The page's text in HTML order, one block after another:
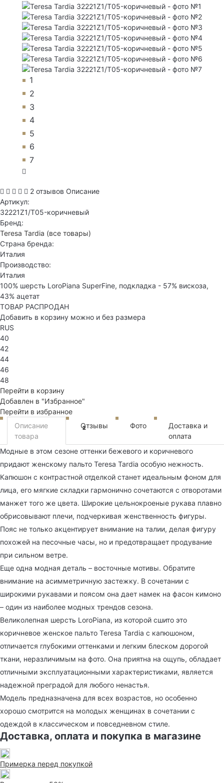
1
2
3
4
5
6
7
2 отзывов Описание
Артикул:
32221Z1/T05-коричневый
Бренд:
Teresa Tardia (все товары)
Страна бренда:
Италия
Производство:
Италия
100% шерсть LoroPiana SuperFine, подкладка - 57% вискоза,
43% ацетат
ТОВАР РАСПРОДАН
Добавить в корзину можно и без размера
RUS
40
42
44
46
48
Перейти в корзину
Добавлен в "Избранное"
Перейти в избранное
Описание
товара
Отзывы
2 Фото
Доставка и
оплата
Модные в этом сезоне оттенки бежевого и коричневого
придают женскому пальто Teresa Tardia особую нежность.
Капюшон с контрастной отделкой станет идеальным фоном для
лица, его мягкие складки гармонично сочетаются с отворотами
манжет того же цвета. Широкие цельнокроеные рукава плавно
обрисовывают плечи, подчеркивая женственность фигуры.
Пояс не только акцентирует внимание на талии, делая фигуру
похожей на песочные часы, но и предотвращает продувание
при сильном ветре.
Еще одна модная деталь – восточные мотивы. Обратите
внимание на асимметричную застежку. В сочетании с
широкими рукавами и поясом она дает намек на фасон кимоно
– один из наиболее модных трендов сезона.
Великолепная шерсть LoroPiana, из которой сшито это
коричневое женское пальто Teresa Tardia с капюшоном,
отличается глубокими оттенками и легким блеском дорогой
ткани, неразличимым на фото. Она приятна на ощупь, обладает
отличными эксплуатационными характеристиками, является
надежной преградой для любого ненастья.
Модель предназначена для всех возрастов, но особенно
хорошо смотрится на молодых женщинах в сочетании с
одеждой в классическом и повседневном стиле.
Доставка, оплата и покупка в магазине
Примерка перед покупкой